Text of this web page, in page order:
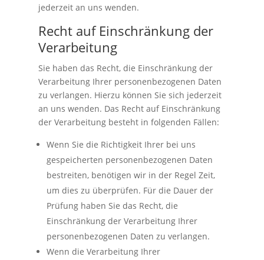
jederzeit an uns wenden.
Recht auf Einschränkung der
Verarbeitung
Sie haben das Recht, die Einschränkung der
Verarbeitung Ihrer personenbezogenen Daten
zu verlangen. Hierzu können Sie sich jederzeit
an uns wenden. Das Recht auf Einschränkung
der Verarbeitung besteht in folgenden Fällen:
Wenn Sie die Richtigkeit Ihrer bei uns
gespeicherten personenbezogenen Daten
bestreiten, benötigen wir in der Regel Zeit,
um dies zu überprüfen. Für die Dauer der
Prüfung haben Sie das Recht, die
Einschränkung der Verarbeitung Ihrer
personenbezogenen Daten zu verlangen.
Wenn die Verarbeitung Ihrer